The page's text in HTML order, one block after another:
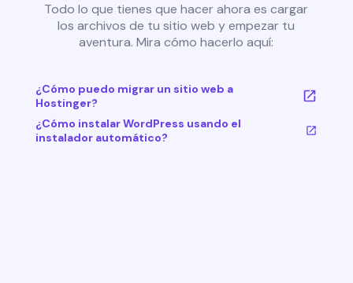
Todo lo que tienes que hacer ahora es cargar
los archivos de tu sitio web y empezar tu
aventura. Mira cómo hacerlo aquí:
¿Cómo puedo migrar un sitio web a
Hostinger?
¿Cómo instalar WordPress usando el
instalador automático?